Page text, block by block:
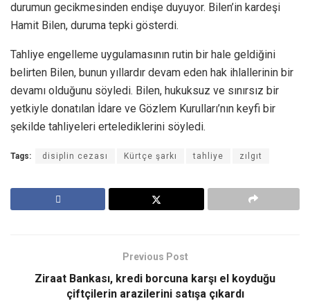
durumun gecikmesinden endişe duyuyor. Bilen’in kardeşi
Hamit Bilen, duruma tepki gösterdi.
Tahliye engelleme uygulamasının rutin bir hale geldiğini
belirten Bilen, bunun yıllardır devam eden hak ihlallerinin bir
devamı olduğunu söyledi. Bilen, hukuksuz ve sınırsız bir
yetkiyle donatılan İdare ve Gözlem Kurulları’nın keyfi bir
şekilde tahliyeleri ertelediklerini söyledi.
Tags: disiplin cezası Kürtçe şarkı tahliye zılgıt
Previous Post
Ziraat Bankası, kredi borcuna karşı el koyduğu
çiftçilerin arazilerini satışa çıkardı